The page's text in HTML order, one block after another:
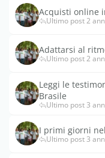
Acquisti online
Ultimo post 2
Adattarsi al
Ultimo post 2
Leggi le
Brasile
Ultimo post 3
I primi giorni
Ultimo post 3